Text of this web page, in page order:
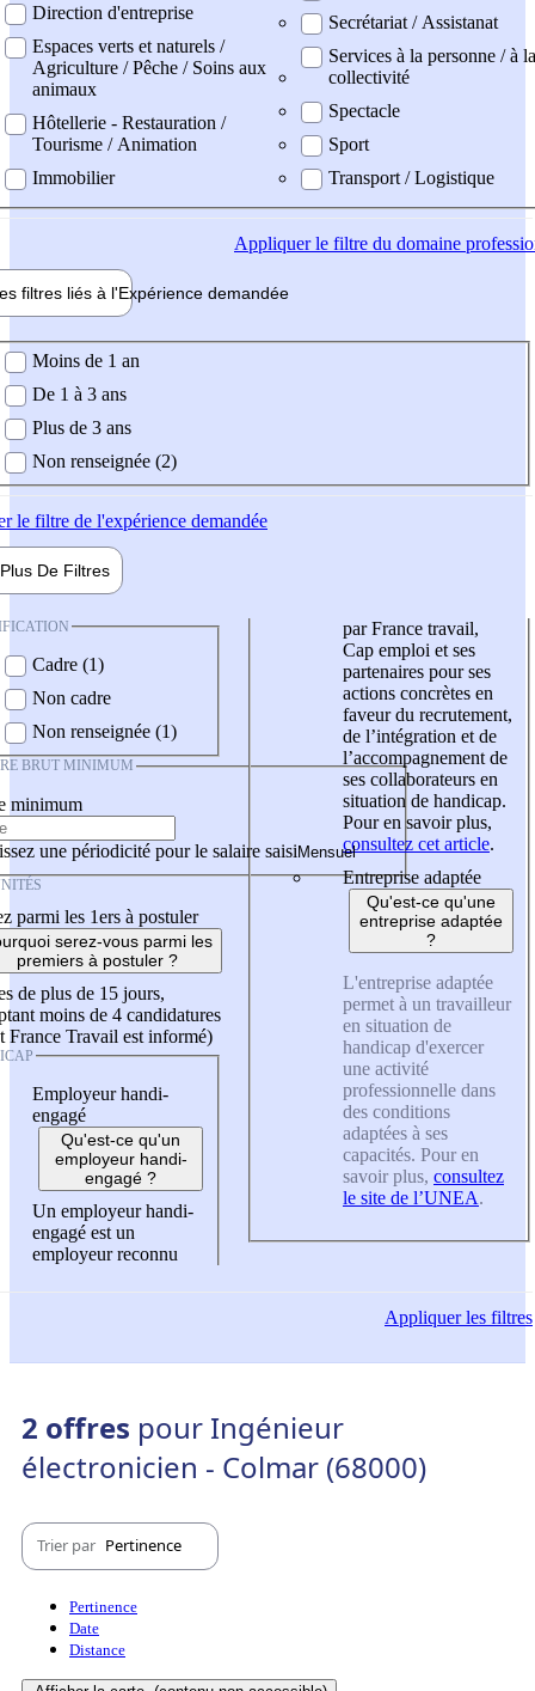
Direction d'entreprise
Espaces verts et naturels /
Agriculture / Pêche / Soins aux
animaux
Hôtellerie - Restauration /
Tourisme / Animation
Immobilier
Secrétariat / Assistanat
Services à la personne / à la
collectivité
Spectacle
Sport
Transport / Logistique
Appliquerle filtre du domaine
filtres liés à l'Expérience demandée
demandée
Moins de 1 an
De 1 à 3 ans
Plus de 3 ans
Non renseignée (2)
le filtre de l'expérience demandée
Plus De Filtres
Cadre (1)
Non cadre
Non renseignée (1)
BRUT MINIMUM
minimum
une périodicité pour le salaire saisi
parmi les 1ers à postuler
serez-vous parmi les
premiers à postuler ?
de plus de 15 jours,
moins de 4 candidatures
France Travail est informé)
Employeur handi-
engagé
Qu'est-ce qu'un
employeur handi-
engagé ?
Un employeur handi-
engagé est un
employeur reconnu
par France travail,
Cap emploi et ses
partenaires pour ses
actions concrètes en
faveur du recrutement,
de l’intégration et de
l’accompagnement de
ses collaborateurs en
situation de handicap.
Pour en savoir plus,
consultez cet article.
Entreprise adaptée
Qu'est-ce qu'une
entreprise adaptée
?
L'entreprise adaptée
permet à un travailleur
en situation de
handicap d'exercer
une activité
professionnelle dans
des conditions
adaptées à ses
capacités. Pour en
savoir plus, consultez
le site de l’UNEA.
Appliquerles filtres
2 offres pour Ingénieur
électronicien - Colmar (68000)
Trier par Pertinence
Pertinence
Date
Distance